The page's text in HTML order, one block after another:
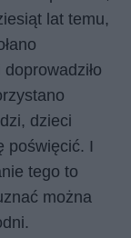
lat temu,
dzieci
poświęcić. I
tego to
można